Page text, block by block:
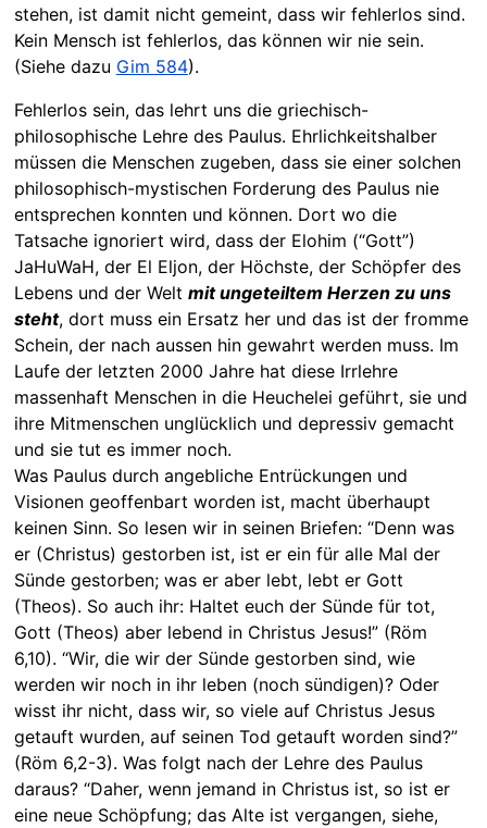
stehen, ist damit nicht gemeint, dass wir fehlerlos sind.
Kein Mensch ist fehlerlos, das können wir nie sein.
(Siehe dazu Gim 584).
Fehlerlos sein, das lehrt uns die griechisch-
philosophische Lehre des Paulus. Ehrlichkeitshalber
müssen die Menschen zugeben, dass sie einer solchen
philosophisch-mystischen Forderung des Paulus nie
entsprechen konnten und können. Dort wo die
Tatsache ignoriert wird, dass der Elohim (“Gott”)
JaHuWaH, der El Eljon, der Höchste, der Schöpfer des
Lebens und der Welt mit ungeteiltem Herzen zu uns
steht, dort muss ein Ersatz her und das ist der fromme
Schein, der nach aussen hin gewahrt werden muss. Im
Laufe der letzten 2000 Jahre hat diese Irrlehre
massenhaft Menschen in die Heuchelei geführt, sie und
ihre Mitmenschen unglücklich und depressiv gemacht
und sie tut es immer noch.
Was Paulus durch angebliche Entrückungen und
Visionen geoffenbart worden ist, macht überhaupt
keinen Sinn. So lesen wir in seinen Briefen: “Denn was
er (Christus) gestorben ist, ist er ein für alle Mal der
Sünde gestorben; was er aber lebt, lebt er Gott
(Theos). So auch ihr: Haltet euch der Sünde für tot,
Gott (Theos) aber lebend in Christus Jesus!” (Röm
6,10). “Wir, die wir der Sünde gestorben sind, wie
werden wir noch in ihr leben (noch sündigen)? Oder
wisst ihr nicht, dass wir, so viele auf Christus Jesus
getauft wurden, auf seinen Tod getauft worden sind?”
(Röm 6,2-3). Was folgt nach der Lehre des Paulus
daraus? “Daher, wenn jemand in Christus ist, so ist er
eine neue Schöpfung; das Alte ist vergangen, siehe,